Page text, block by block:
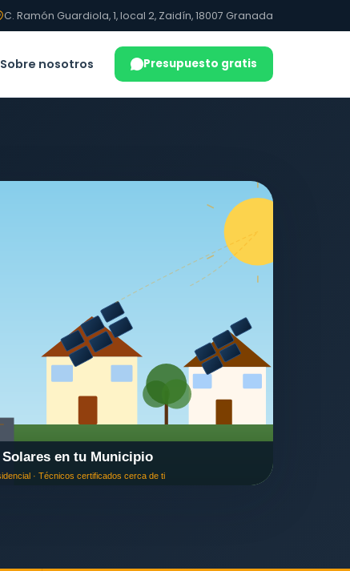
C. Ramón Guardiola, 1, local 2, Zaidín, 18007 Granada
Sobre nosotros Presupuesto gratis